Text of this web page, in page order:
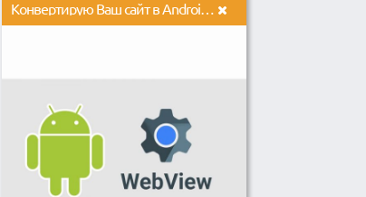
Конвертирую Ваш сайт в Android приложение